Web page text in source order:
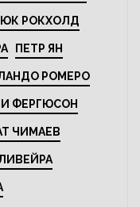
РОКХОЛД
ПЕТР ЯН
РОМЕРО
ФЕРГЮСОН
ЧИМАЕВ